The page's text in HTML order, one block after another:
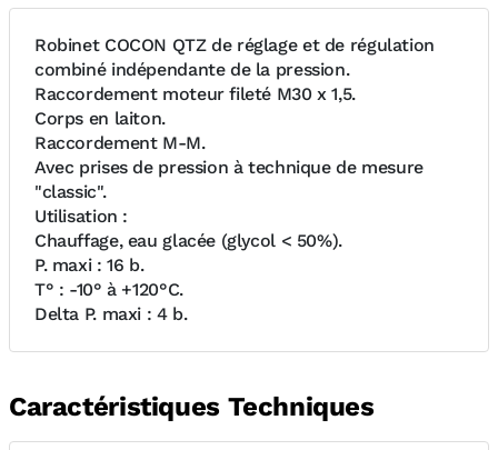
Robinet COCON QTZ de réglage et de régulation
combiné indépendante de la pression.
Raccordement moteur fileté M30 x 1,5.
Corps en laiton.
Raccordement M-M.
Avec prises de pression à technique de mesure
"classic".
Utilisation :
Chauffage, eau glacée (glycol < 50%).
P. maxi : 16 b.
T° : -10° à +120°C.
Delta P. maxi : 4 b.
Caractéristiques Techniques